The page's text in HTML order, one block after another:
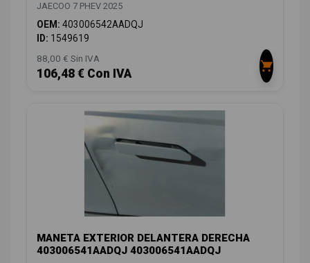
JAECOO 7 PHEV 2025
OEM: 403006542AADQJ
ID: 1549619
88,00 € Sin IVA
106,48 € Con IVA
MANETA EXTERIOR DELANTERA DERECHA
403006541AADQJ 403006541AADQJ